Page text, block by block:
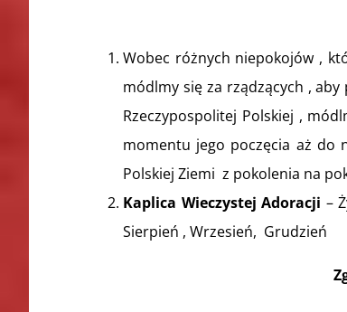
Wobec różnych niepokojów ,
módlmy się za rządzących ,
Rzeczypospolitej Polskiej ,
momentu jego poczęcia aż do
Polskiej Ziemi z pokolenia na
Kaplica Wieczystej Adoracji –
Sierpień , Wrzesień, Grudzień